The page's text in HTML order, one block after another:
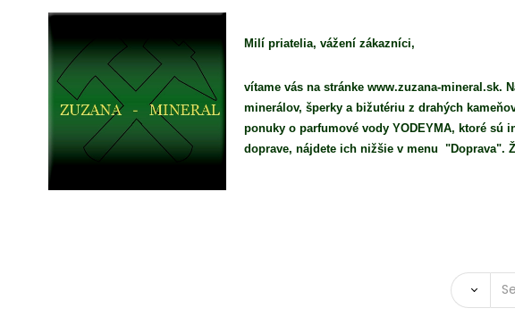
Milí priatelia, vážení zákazníci,
vítame vás na stránke www.zuzana-mineral.sk.
minerálov, šperky a bižutériu z drahých
ponuky o parfumové vody YODEYMA, ktoré
doprave, nájdete ich nižšie v menu "Doprava".